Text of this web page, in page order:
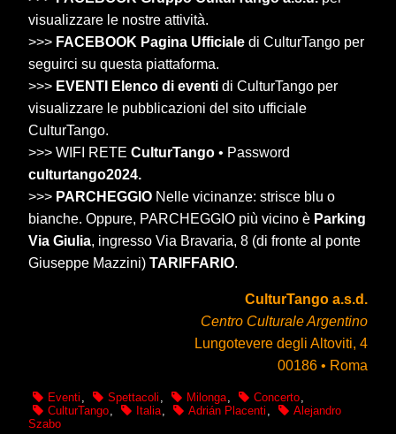
visualizzare le nostre attività.
>>> FACEBOOK Pagina Ufficiale di CulturTango per
seguirci su questa piattaforma.
>>> EVENTI Elenco di eventi di CulturTango per
visualizzare le pubblicazioni del sito ufficiale
CulturTango.
>>> WIFI RETECulturTango • Password
culturtango2024.
>>> PARCHEGGIO Nelle vicinanze: strisce blu o
bianche. Oppure, PARCHEGGIO più vicino è Parking
Via Giulia, ingresso Via Bravaria, 8 (di fronte al ponte
Giuseppe Mazzini)TARIFFARIO.
CulturTango a.s.d.
Centro Culturale Argentino
Lungotevere degli Altoviti, 4
00186 • Roma
Eventi , Spettacoli , Milonga, Concerto,
CulturTango, Italia, Adrián Placenti ,
Alejandro
Szabo